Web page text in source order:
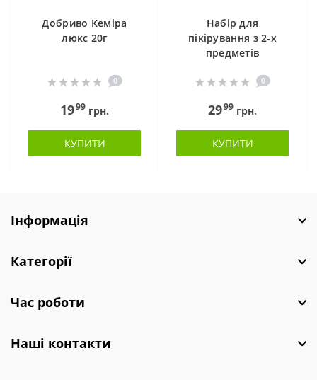
Добриво Кеміра
люкс 20г
0
1999 грн.
КУПИТИ
Набір для
пікірування з 2-х
предметів
0
2999 грн.
КУПИТИ
Інформація
Категорії
Час роботи
Наші контакти